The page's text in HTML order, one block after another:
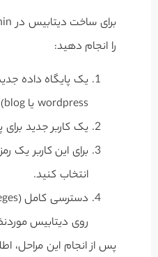
را انجام دهید:
یک پایگاه داده
wordpress یا blog) ایجاد کنید.
یک کاربر جدید برای
برای این کاربر یک
انتخاب کنید.
روی دیتابیس
پس از انجام این مراحل،